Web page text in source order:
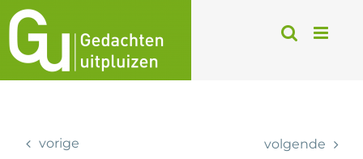
Ga
naar
inhoud
vorige volgende